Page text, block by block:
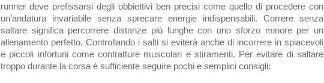
runner deve prefissarsi degli obbiettivi ben precisi come quello di procedere con
un’andatura invariabile senza sprecare energie indispensabili. Correre senza
saltare significa percorrere distanze più lunghe con uno sforzo minore per un
allenamento perfetto. Controllando i salti si eviterà anche di incorrere in spiacevoli
e piccoli infortuni come contratture muscolari e stiramenti. Per evitare di saltare
troppo durante la corsa è sufficiente seguire pochi e semplici consigli: